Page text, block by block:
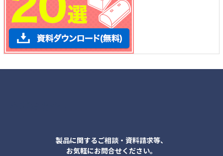
製品に関するご相談・資料請求等、
お気軽にお問合せください。